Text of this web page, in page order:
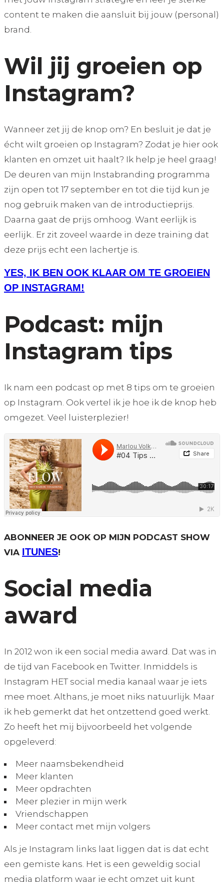
content te maken die aansluit bij jouw (personal)
brand.
Wil jij groeien op
Instagram?
Wanneer zet jij de knop om? En besluit je dat je
écht wilt groeien op Instagram? Zodat je hier ook
klanten en omzet uit haalt? Ik help je heel graag!
De deuren van mijn Instabranding programma
zijn open tot 17 september en tot die tijd kun je
nog gebruik maken van de introductieprijs.
Daarna gaat de prijs omhoog. Want eerlijk is
eerlijk.. Er zit zoveel waarde in deze training dat
deze prijs echt een lachertje is.
YES, IK BEN OOK KLAAR OM TE GROEIEN
OP INSTAGRAM!
Podcast: mijn
Instagram tips
Ik nam een podcast op met 8 tips om te groeien
op Instagram. Ook vertel ik je hoe ik de knop heb
omgezet. Veel luisterplezier!
ABONNEER JE OOK OP MIJN PODCAST SHOW
VIA ITUNES!
Social media
award
In 2012 won ik een social media award. Dat was in
de tijd van Facebook en Twitter. Inmiddels is
Instagram HET social media kanaal waar je iets
mee moet. Althans, je moet niks natuurlijk. Maar
ik heb gemerkt dat het ontzettend goed werkt.
Zo heeft het mij bijvoorbeeld het volgende
opgeleverd:
Meer naamsbekendheid
Meer klanten
Meer opdrachten
Meer plezier in mijn werk
Vriendschappen
Meer contact met mijn volgers
Als je Instagram links laat liggen dat is dat echt
een gemiste kans. Het is een geweldig social
media platform waar je echt omzet uit kunt